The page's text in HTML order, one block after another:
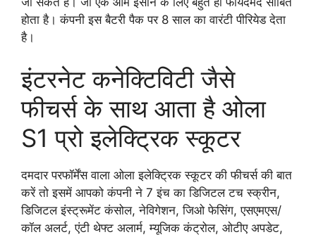
होता है। कंपनी इस बैटरी पैक पर 8 साल का वारंटी पीरियेड देता
है।
इंटरनेट कनेक्टिविटी जैसे
फीचर्स के साथ आता है ओला
S1 प्रो इलेक्ट्रिक स्कूटर
दमदार परफॉर्मेंस वाला ओला इलेक्ट्रिक स्कूटर की फीचर्स की बात
करें तो इसमें आपको कंपनी ने 7 इंच का डिजिटल टच स्क्रीन,
डिजिटल इंस्ट्रूमेंट कंसोल, नेविगेशन, जिओ फेसिंग, एसएमएस/
कॉल अलर्ट, एंटी थेफ्ट अलार्म, म्यूजिक कंट्रोल, ओटीए अपडेट,